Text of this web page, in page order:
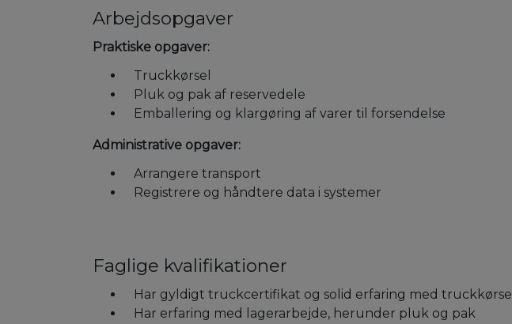
Arbejdsopgaver
Praktiske opgaver:
Truckkørsel
Pluk og pak af reservedele
Emballering og klargøring af varer til forsendelse
Administrative opgaver:
Arrangere transport
Registrere og håndtere data i systemer
Faglige kvalifikationer
Har gyldigt truckcertifikat og solid erfaring med truckkørsel
Har erfaring med lagerarbejde, herunder pluk og pak